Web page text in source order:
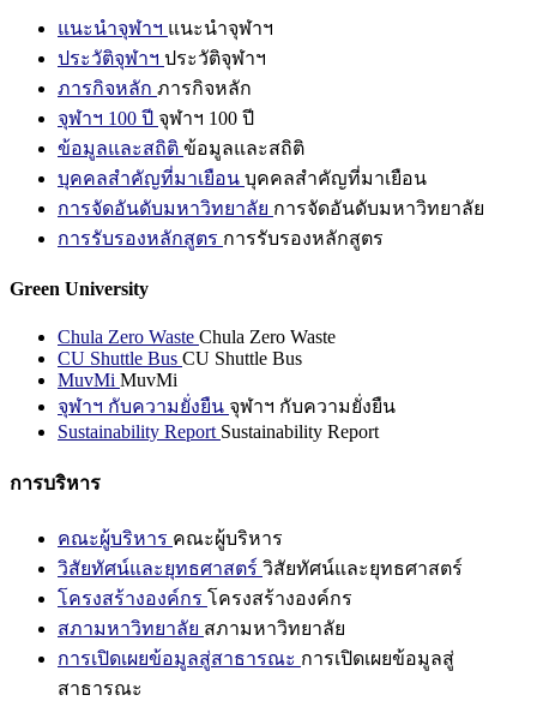
แนะนำจุฬาฯ แนะนำจุฬาฯ
ประวัติจุฬาฯ ประวัติจุฬาฯ
ภารกิจหลัก ภารกิจหลัก
จุฬาฯ 100 ปี จุฬาฯ 100 ปี
ข้อมูลและสถิติ ข้อมูลและสถิติ
บุคคลสำคัญที่มาเยือน บุคคลสำคัญที่มาเยือน
การจัดอันดับมหาวิทยาลัย การจัดอันดับมหาวิทยาลัย
การรับรองหลักสูตร การรับรองหลักสูตร
Green University
Chula Zero Waste Chula Zero Waste
CU Shuttle Bus CU Shuttle Bus
MuvMi MuvMi
จุฬาฯ กับความยั่งยืน จุฬาฯ กับความยั่งยืน
Sustainability Report Sustainability Report
การบริหาร
คณะผู้บริหาร คณะผู้บริหาร
วิสัยทัศน์และยุทธศาสตร์ วิสัยทัศน์และยุทธศาสตร์
โครงสร้างองค์กร โครงสร้างองค์กร
สภามหาวิทยาลัย สภามหาวิทยาลัย
การเปิดเผยข้อมูลสู่สาธารณะ การเปิดเผยข้อมูลสู่
สาธารณะ